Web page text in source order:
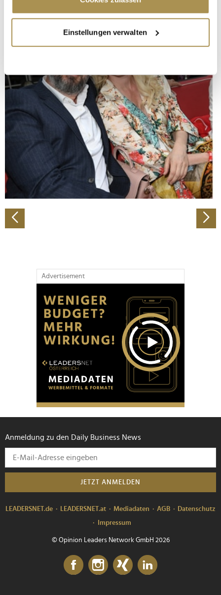
Informationen über Ihre geografische Lage
erfassen, welche bis auf einige Meter genau sein
bestimmten Merkmalen (Fingerprinting) identifizieren
Erfahren Sie mehr darüber, wie Ihre persönlichen Daten
verarbeitet werden, und legen Sie Ihre Präferenzen im
Abschnitt Einzelheitenfest.
Wir verwenden Cookies, um Inhalte und Anzeigen zu
personalisieren, Funktionen für soziale Medien anbieten
zu können und die Zugriffe auf unsere Website zu
analysieren. Außerdem geben wir Informationen zu Ihrer
Verwendung unserer Website an unsere Partner für
Partner führen diese Informationen möglicherweise mit
weiteren Daten zusammen, die Sie ihnen bereitgestellt
Einstellungen verwalten
Advertisement
Anmeldung zu den Daily Business News
JETZT ANMELDEN
LEADERSNET.de LEADERSNET.at Mediadaten AGB
Datenschutz
Impressum
© Opinion Leaders Network GmbH 2026